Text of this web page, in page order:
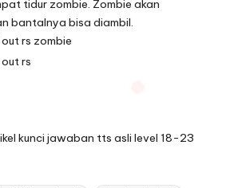
tidur zombie. Zombie akan
bantalnya bisa diambil.
kunci jawaban tts asli level 18-23